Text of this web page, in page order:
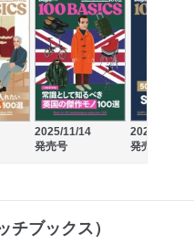
2025/11/14
発売号
2025/09/30
発売号
ブックス）